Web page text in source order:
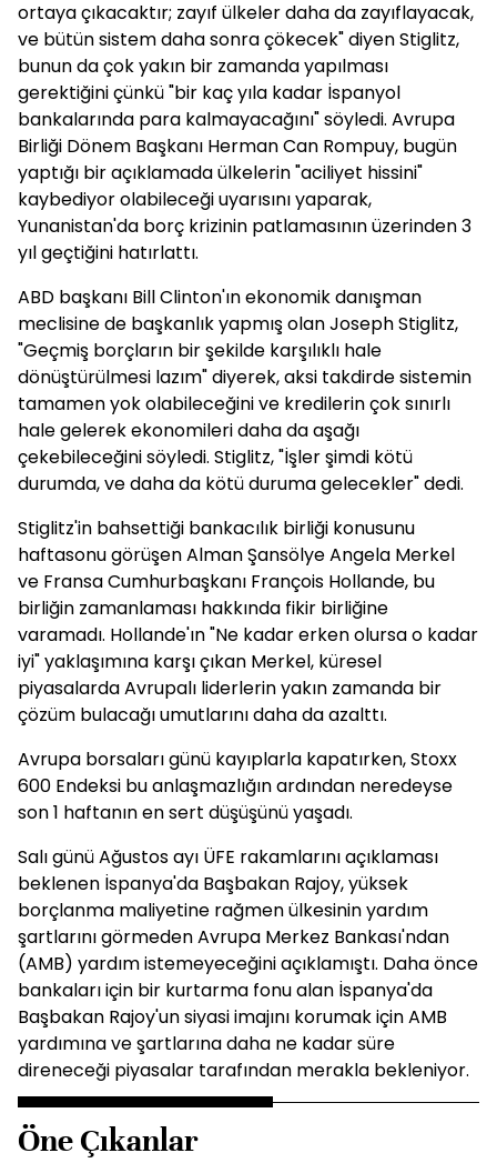
ortaya çıkacaktır; zayıf ülkeler daha da zayıflayacak,
ve bütün sistem daha sonra çökecek" diyen Stiglitz,
bunun da çok yakın bir zamanda yapılması
gerektiğini çünkü "bir kaç yıla kadar İspanyol
bankalarında para kalmayacağını" söyledi. Avrupa
Birliği Dönem Başkanı Herman Can Rompuy, bugün
yaptığı bir açıklamada ülkelerin "aciliyet hissini"
kaybediyor olabileceği uyarısını yaparak,
Yunanistan'da borç krizinin patlamasının üzerinden 3
yıl geçtiğini hatırlattı.
ABD başkanı Bill Clinton'ın ekonomik danışman
meclisine de başkanlık yapmış olan Joseph Stiglitz,
"Geçmiş borçların bir şekilde karşılıklı hale
dönüştürülmesi lazım" diyerek, aksi takdirde sistemin
tamamen yok olabileceğini ve kredilerin çok sınırlı
hale gelerek ekonomileri daha da aşağı
çekebileceğini söyledi. Stiglitz, "İşler şimdi kötü
durumda, ve daha da kötü duruma gelecekler" dedi.
Stiglitz'in bahsettiği bankacılık birliği konusunu
haftasonu görüşen Alman Şansölye Angela Merkel
ve Fransa Cumhurbaşkanı François Hollande, bu
birliğin zamanlaması hakkında fikir birliğine
varamadı. Hollande'ın "Ne kadar erken olursa o kadar
iyi" yaklaşımına karşı çıkan Merkel, küresel
piyasalarda Avrupalı liderlerin yakın zamanda bir
çözüm bulacağı umutlarını daha da azalttı.
Avrupa borsaları günü kayıplarla kapatırken, Stoxx
600 Endeksi bu anlaşmazlığın ardından neredeyse
son 1 haftanın en sert düşüşünü yaşadı.
Salı günü Ağustos ayı ÜFE rakamlarını açıklaması
beklenen İspanya'da Başbakan Rajoy, yüksek
borçlanma maliyetine rağmen ülkesinin yardım
şartlarını görmeden Avrupa Merkez Bankası'ndan
(AMB) yardım istemeyeceğini açıklamıştı. Daha önce
bankaları için bir kurtarma fonu alan İspanya'da
Başbakan Rajoy'un siyasi imajını korumak için AMB
yardımına ve şartlarına daha ne kadar süre
direneceği piyasalar tarafından merakla bekleniyor.
Öne Çıkanlar